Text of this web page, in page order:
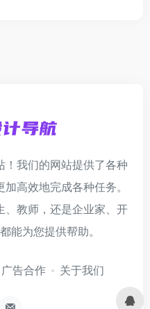
！我们的网站提供了各种
高效地完成各种任务。
、教师，还是企业家、开
能为您提供帮助。
广告合作 关于我们